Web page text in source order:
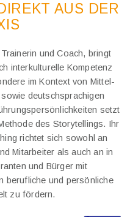
AUS DER
und Coach, bringt
interkulturelle Kompetenz
im Kontext von Mittel-
deutschsprachigen
setzt
des Storytellings. Ihr
richtet sich sowohl an
Mitarbeiter als auch an in
und Bürger mit
berufliche und persönliche
zu fördern.